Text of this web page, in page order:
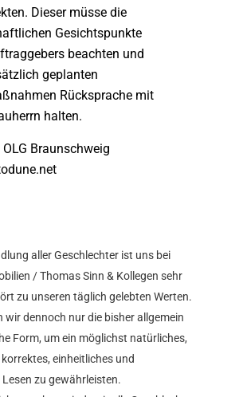
Dieser müsse die
Gesichtspunkte
beachten und
geplanten
Rücksprache mit
halten.
OLG Braunschweig
aller Geschlechter ist uns bei
/ Thomas Sinn & Kollegen sehr
zu unseren täglich gelebten Werten.
wir dennoch nur die bisher allgemein
Form, um ein möglichst natürliches,
einheitliches und
zu gewährleisten.